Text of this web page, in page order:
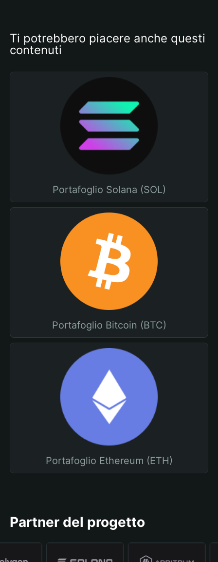
Ti potrebbero piacere anche questi
contenuti
Portafoglio Solana (SOL)
Portafoglio Bitcoin (BTC)
Portafoglio Ethereum (ETH)
Partner del progetto